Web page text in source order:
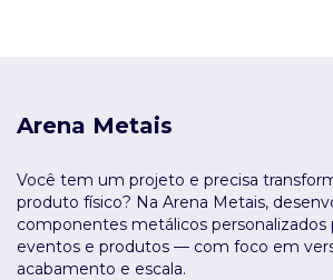
Arena Metais
Você tem um projeto e precisa
produto físico? Na Arena Metais,
componentes metálicos personalizados
eventos e produtos — com foco em
acabamento e escala.